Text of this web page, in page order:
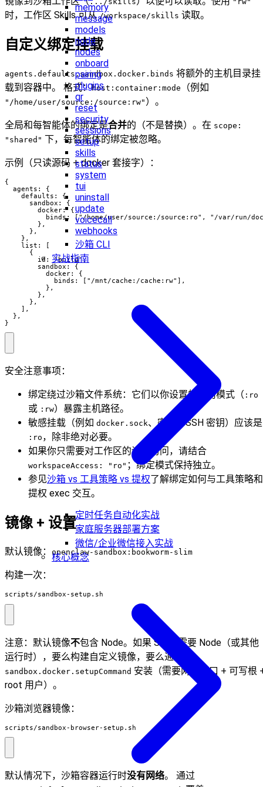
memory
message
models
node
nodes
onboard
pairing
plugins
qr
reset
security
sessions
setup
skills
status
system
tui
uninstall
update
voicecall
webhooks
沙箱 CLI
实战指南
定时任务自动化实战
家庭服务器部署方案
微信/企业微信接入实战
核心概念
时，工作区 Skills 可从/workspace/skills 读取。
自定义绑定挂载
agents.defaults.sandbox.docker.binds 将额外的主机目录挂
载到容器中。 格式：host:container:mode （例如
"/home/user/source:/source:rw" ）。
全局和每智能体的绑定是合并的（不是替换）。在 scope:
"shared" 下，每智能体的绑定被忽略。
示例（只读源码 + docker 套接字）：
{
  agents: {
    defaults: {
      sandbox: {
        docker: {
binds: ["/home/user/source:/source:ro", "/var/run/
        },
      },
    },
    list: [
      {
        id: "build",
        sandbox: {
          docker: {
            binds: ["/mnt/cache:/cache:rw"],
          },
        },
      },
    ],
  },
}
安全注意事项：
绑定绕过沙箱文件系统：它们以你设置的任何模式（ :ro
或 :rw）暴露主机路径。
敏感挂载（例如 docker.sock、密钥、SSH 密钥）应该是
:ro ，除非绝对必要。
如果你只需要对工作区的读取访问，请结合
workspaceAccess: "ro" ；绑定模式保持独立。
参见沙箱 vs 工具策略 vs 提权了解绑定如何与工具策略和
提权 exec 交互。
镜像 + 设置
默认镜像： openclaw-sandbox:bookworm-slim
构建一次：
scripts/sandbox-setup.sh
注意：默认镜像不包含 Node。如果 Skills 需要 Node（或其他
运行时），要么构建自定义镜像，要么通过
sandbox.docker.setupCommand 安装（需要网络出口 + 可写根
root 用户）。
沙箱浏览器镜像：
scripts/sandbox-browser-setup.sh
默认情况下，沙箱容器运行时没有网络。 通过